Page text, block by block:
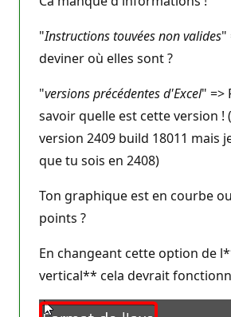
r
p
u
i
"Instructions touvées non valides"
deviner où elles sont ?
"versions précédentes d'Excel" =>
savoir quelle est cette version !
version 2409 build 18011 mais
que tu sois en 2408)
Ton graphique est en courbe
points ?
En changeant cette option de
vertical** cela devrait